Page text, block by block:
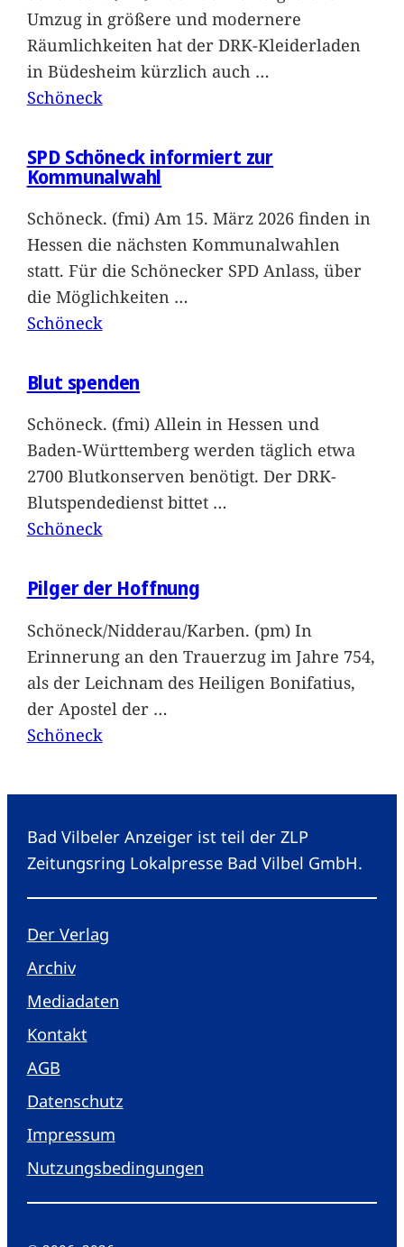
Umzug in größere und modernere
Räumlichkeiten hat der DRK-Kleiderladen
in Büdesheim kürzlich auch …
Schöneck
SPD Schöneck informiert zur
Kommunalwahl
Schöneck. (fmi) Am 15. März 2026 finden in
Hessen die nächsten Kommunalwahlen
statt. Für die Schönecker SPD Anlass, über
die Möglichkeiten …
Schöneck
Blut spenden
Schöneck. (fmi) Allein in Hessen und
Baden-Württemberg werden täglich etwa
2700 Blutkonserven benötigt. Der DRK-
Blutspendedienst bittet …
Schöneck
Pilger der Hoffnung
Schöneck/Nidderau/Karben. (pm) In
Erinnerung an den Trauerzug im Jahre 754,
als der Leichnam des Heiligen Bonifatius,
der Apostel der …
Schöneck
Bad Vilbeler Anzeiger ist teil der ZLP
Zeitungsring Lokalpresse Bad Vilbel GmbH.
Der Verlag
Archiv
Mediadaten
Kontakt
AGB
Datenschutz
Impressum
Nutzungsbedingungen